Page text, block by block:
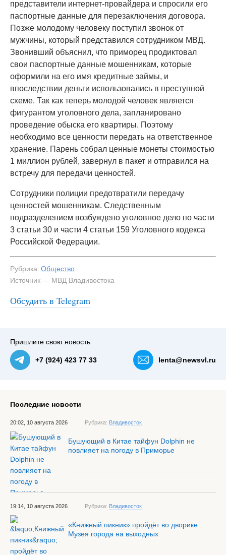
представители интернет-провайдера и спросили его
паспортные данные для перезаключения договора.
Позже молодому человеку поступил звонок от
мужчины, который представился сотрудником МВД.
Звонивший объяснил, что приморец продиктовал
свои паспортные данные мошенникам, которые
оформили на его имя кредитные займы, и
впоследствии деньги использовались в преступной
схеме. Так как теперь молодой человек является
фигурантом уголовного дела, запланировано
проведение обыска его квартиры. Поэтому
необходимо все ценности передать на ответственное
хранение. Парень собрал ценные монеты стоимостью
1 миллион рублей, завернул в пакет и отправился на
встречу для передачи ценностей.
Сотрудники полиции предотвратили передачу
ценностей мошенникам. Следственным
подразделением возбуждено уголовное дело по части
3 статьи 30 и части 4 статьи 159 Уголовного кодекса
Российской Федерации.
Рубрика: Общество
Источник — МВД Владивостока
Обсудить в Telegram
Пришлите свою новость
+7 (924) 423 77 33 lenta@newsvl.ru
Последние новости
20:02, 10 августа 2026 Рубрика: Владивосток
Бушующий в Китае тайфун Dolphin не
повлияет на погоду в Приморье
19:14, 10 августа 2026 Рубрика: Владивосток
«Книжный пикник» пройдёт во дворике
Музея города на выходных